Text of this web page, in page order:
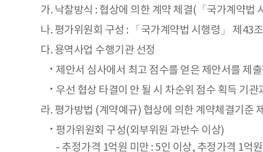
가. 낙찰방식 : 협상에 의한 계약 체결(「국가계약법
나. 평가위원회 구성 : 「국가계약법 시행령」 제43
다. 용역사업 수행기관 선정
제안서 심사에서 최고 점수를 얻은 제안서를 제
우선 협상 타결이 안 될 시 차순위 점수 획득 기
라. 평가방법 (계약예규) 협상에 의한 계약체결기준
평가위원회 구성(외부위원 과반수 이상)
- 추정가격 1억원 미만 : 5인 이상, 추정가격 1억